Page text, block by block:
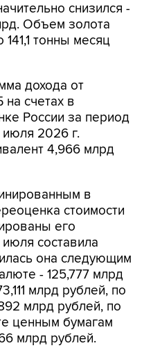
снизился -
Объем золота
тонны месяц
дохода от
счетах в
России за период
июля 2026 г.
4,966 млрд
в
стоимости
его
июля составила
она следующим
- 125,777 млрд
млрд рублей, по
млрд рублей, по
ценным бумагам
млрд рублей.